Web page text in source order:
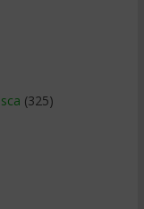
(325)